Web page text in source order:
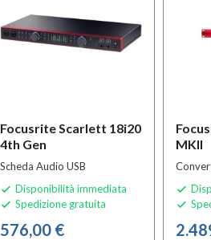
Focusrite Scarlett 18i20
4th Gen
Scheda Audio USB
 Disponibilità immediata
 Spedizione gratuita
576,00 €
MKII

